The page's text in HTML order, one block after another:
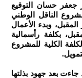
جعفر حسان التوقيع
لمشروع الناقل الوطني
وبدء الأعمال
بكلفة رأسمالية
تصل الكلفة الكلية للمشروع
بعد جهود بذلتها